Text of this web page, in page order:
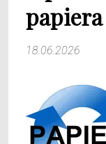
O obci
papiera
18.06.2026